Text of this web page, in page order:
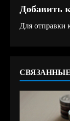
о
и
Добавить
Для отправки